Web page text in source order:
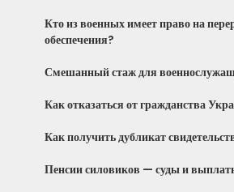
Кто из военных имеет право на
обеспечения?
Смешанный стаж для
Как отказаться от гражданства
Как получить дубликат
Пенсии силовиков — суды и